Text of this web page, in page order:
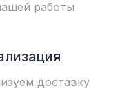
работы
доставку